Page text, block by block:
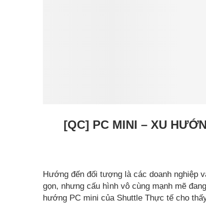
[QC] PC MINI – XU
Hướng đến đối tượng là các doanh nghiệp
gọn, nhưng cấu hình vô cùng mạnh mẽ
hướng PC mini của Shuttle Thực tế cho